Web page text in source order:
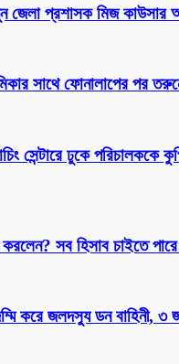
জেলা প্রশাসক মিজ
সাথে ফোনালাপের পর
সেন্টারে ঢুকে পরিচালককে
সব হিসাব চাইতে
করে জলদস্যু ডন বাহিনী,